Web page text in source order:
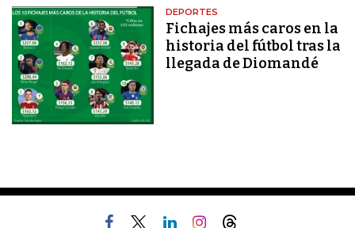
DEPORTES
Fichajes más caros en la
historia del fútbol tras la
llegada de Diomandé